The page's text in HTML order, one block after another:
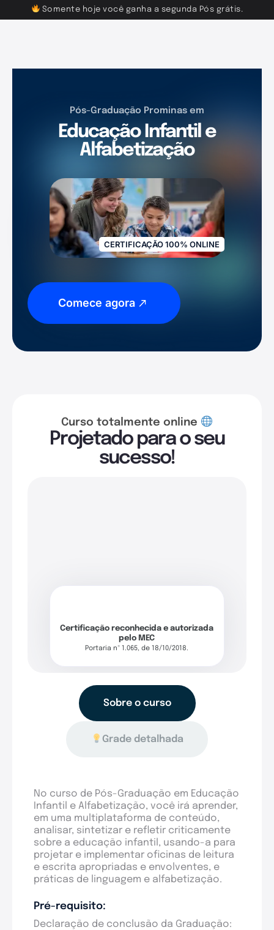
Somente hoje você ganha a segunda Pós grátis.
Pós-Graduação Prominas em
Educação Infantil e
Alfabetização
CERTIFICAÇÃO 100% ONLINE
Comece agora
Curso totalmente online
Projetado para o seu
sucesso!
Certificação reconhecida e autorizada
pelo MEC
Portaria nº 1.065, de 18/10/2018.
Sobre o curso
Grade detalhada
No curso de Pós-Graduação em Educação
Infantil e Alfabetização, você irá aprender,
em uma multiplataforma de conteúdo,
analisar, sintetizar e refletir criticamente
sobre a educação infantil, usando-a para
projetar e implementar oficinas de leitura
e escrita apropriadas e envolventes, e
práticas de linguagem e alfabetização.
Pré-requisito:
Declaração de conclusão da Graduação: